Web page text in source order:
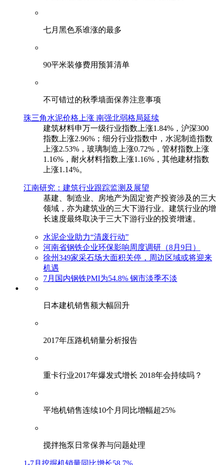
七月黑色系谁涨的最多
90平米装修费用预算清单
不可错过的秋季墙面保养注意事项
珠三角水泥价格上涨 南强北弱格局延续
建筑材料申万一级行业指数上涨1.84%，沪深300
指数上涨2.96%；细分行业指数中，水泥制造指数
上涨2.53%，玻璃制造上涨0.72%，管材指数上涨
1.16%，耐火材料指数上涨1.16%，其他建材指数
上涨1.14%。
江南研究：建筑行业跟踪监测及展望
基建、制造业、房地产为固定资产投资涉及的三大
领域，亦为建筑业的三大下游行业。建筑行业的增
长速度最终取决于三大下游行业的投资增速。
水泥企业助力“清废行动”
河南省钢铁企业环保影响周度调研（8月9日）
徐州349家采石场大面积关停，周边区域或将迎来
机遇
7月国内钢铁PMI为54.8% 钢市淡季不淡
日本建机销售额大幅回升
2017年压路机销量分析报告
重卡行业2017年爆发式增长 2018年会持续吗？
平地机销售连续10个月同比增幅超25%
搅拌拖泵日常保养与问题处理